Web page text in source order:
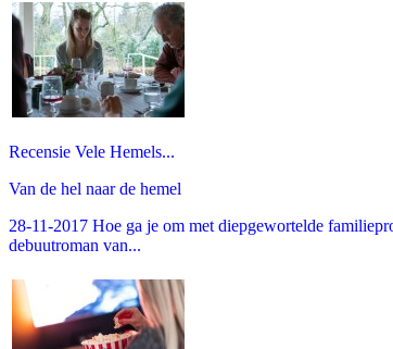
Recensie Vele Hemels...
Van de hel naar de hemel
28-11-2017 Hoe ga je om met diepgewortelde
debuutroman van...